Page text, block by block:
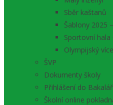
Sběr kaštanů
Šablony 2025
Sportovní hala
Olympijský
ŠVP
Dokumenty školy
Přihlášení do
Školní online